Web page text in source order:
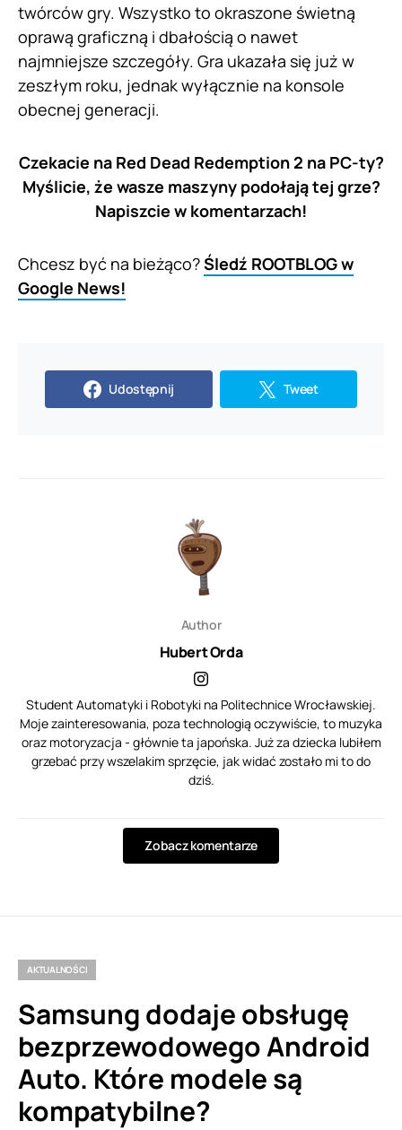
twórców gry. Wszystko to okraszone świetną
oprawą graficzną i dbałością o nawet
najmniejsze szczegóły. Gra ukazała się już w
zeszłym roku, jednak wyłącznie na konsole
obecnej generacji.
Czekacie na Red Dead Redemption 2 na PC-ty?
Myślicie, że wasze maszyny podołają tej grze?
Napiszcie w komentarzach!
Chcesz być na bieżąco?Śledź ROOTBLOG w
Google News!
Udostępnij Tweet
Author
Hubert Orda
Student Automatyki i Robotyki na Politechnice Wrocławskiej.
Moje zainteresowania, poza technologią oczywiście, to muzyka
oraz motoryzacja - głównie ta japońska. Już za dziecka lubiłem
grzebać przy wszelakim sprzęcie, jak widać zostało mi to do
dziś.
Zobacz komentarze
AKTUALNOŚCI
Samsung dodaje obsługę
bezprzewodowego Android
Auto. Które modele są
kompatybilne?